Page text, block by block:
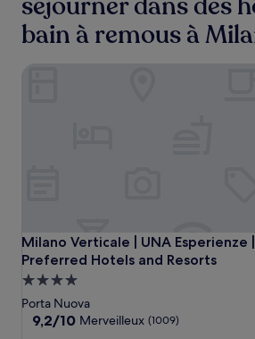
bain à remous à
Milano
Verticale
|
UNA
Esperienze
Milano Verticale | UNA Esperienze |
Preferred Hotels and Resorts
Milano Verticale | UNA Esperienze
Hébergement
4.0 étoiles
Porta Nuova
9.2
9,2/10 Merveilleux (1009)
Milano Verticale | UNA Esperienze